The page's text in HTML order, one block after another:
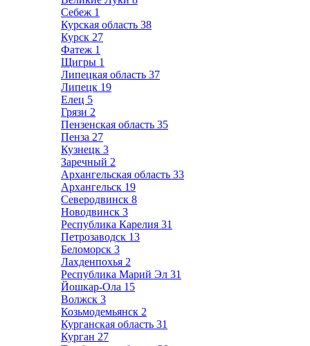
Себеж 1
Курская область 38
Курск 27
Фатеж 1
Щигры 1
Липецкая область 37
Липецк 19
Елец 5
Грязи 2
Пензенская область 35
Пенза 27
Кузнецк 3
Заречный 2
Архангельская область 33
Архангельск 19
Северодвинск 8
Новодвинск 3
Республика Карелия 31
Петрозаводск 13
Беломорск 3
Лахденпохья 2
Республика Марий Эл 31
Йошкар-Ола 15
Волжск 3
Козьмодемьянск 2
Курганская область 31
Курган 27